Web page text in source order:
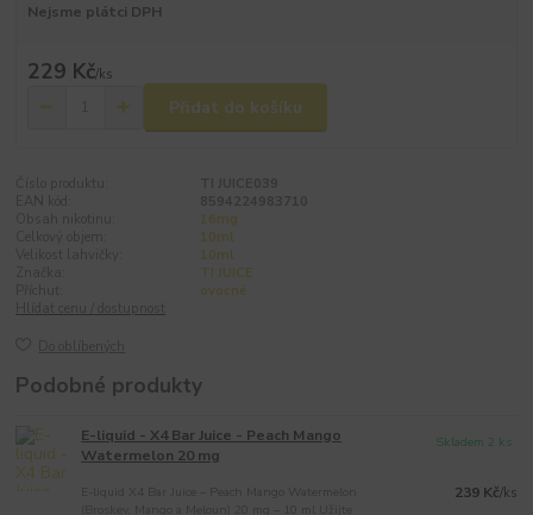
Nejsme plátci DPH
229 Kč/ks
Přidat do košíku
16mg
10ml
10ml
TI JUICE
ovocné
Podobné produkty
E-liquid - X4 Bar Juice - Peach Mango
Watermelon 20 mg
239 Kč/ks
Skladem 2 ks